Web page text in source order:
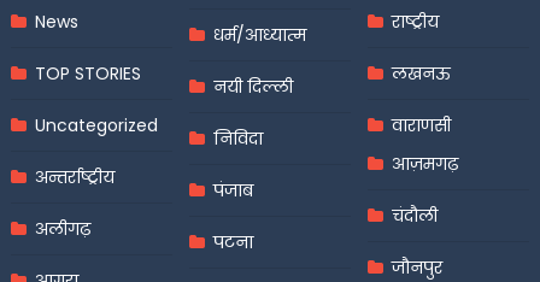
News
TOP STORIES
Uncategorized
अन्तर्राष्ट्रीय
अलीगढ़
धर्म/आध्यात्म
नयी दिल्ली
निविदा
पंजाब
पटना
राष्ट्रीय
लखनऊ
वाराणसी
आज़मगढ़
चंदौली
जौनपुर